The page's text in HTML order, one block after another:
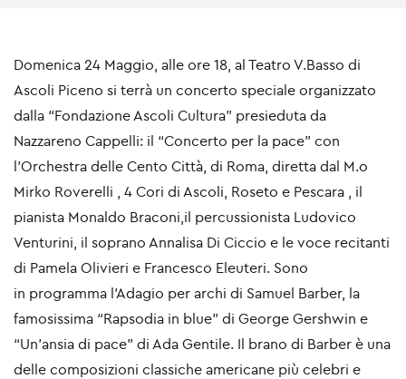
Domenica 24 Maggio, alle ore 18, al Teatro V.Basso di
Ascoli Piceno si terrà un concerto speciale organizzato
dalla “Fondazione Ascoli Cultura” presieduta da
Nazzareno Cappelli: il “Concerto per la pace” con
l’Orchestra delle Cento Città, di Roma, diretta dal M.o
Mirko Roverelli , 4 Cori di Ascoli, Roseto e Pescara , il
pianista Monaldo Braconi,il percussionista Ludovico
Venturini, il soprano Annalisa Di Ciccio e le voce recitanti
di Pamela Olivieri e Francesco Eleuteri. Sono
in programma l’Adagio per archi di Samuel Barber, la
famosissima “Rapsodia in blue” di George Gershwin e
“Un’ansia di pace” di Ada Gentile. Il brano di Barber è una
delle composizioni classiche americane più celebri e